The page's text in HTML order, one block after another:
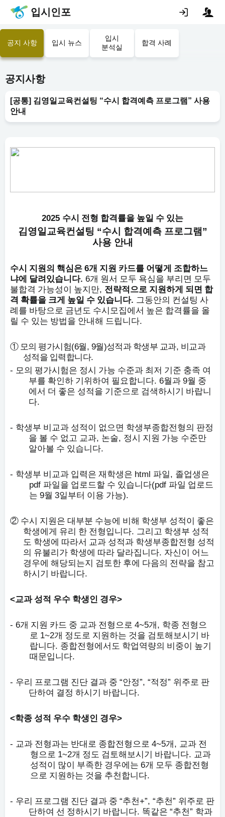
입시인포
공지 사항 입시 뉴스
입시
분석실
합격 사례
공지사항
[공통] 김영일교육컨설팅 “수시 합격예측 프로그램” 사용
안내
2025 수시 전형 합격률을 높일 수 있는
김영일교육컨설팅 “수시 합격예측 프로그램”
사용 안내
수시 지원의 핵심은 6개 지원 카드를 어떻게 조합하느
냐에 달려있습니다. 6개 원서 모두 욕심을 부리면 모두
불합격 가능성이 높지만, 전략적으로 지원하게 되면 합
격 확률을 크게 높일 수 있습니다. 그동안의 컨설팅 사
례를 바탕으로 금년도 수시모집에서 높은 합격률을 올
릴 수 있는 방법을 안내해 드립니다.
① 모의 평가시험(6월, 9월)성적과 학생부 교과, 비교과
성적을 입력합니다.
- 모의 평가시험은 정시 가능 수준과 최저 기준 충족 여
부를 확인하 기위하여 필요합니다. 6월과9월 중
에서 더 좋은 성적을 기준으로 검색하시기 바랍니
다.
- 학생부 비교과 성적이 없으면 학생부종합전형의 판정
을 볼 수 없고 교과, 논술, 정시 지원 가능 수준만
알아볼 수 있습니다.
- 학생부 비교과 입력은 재학생은 html 파일, 졸업생은
pdf 파일을 업로드할 수 있습니다(pdf 파일 업로드
는 9월 3일부터 이용 가능).
② 수시 지원은 대부분 수능에 비해 학생부 성적이 좋은
학생에게 유리 한 전형입니다. 그리고 학생부 성적
도 학생에 따라서 교과 성적과 학생부종합전형 성적
의 유불리가 학생에 따라 달라집니다. 자신이 어느
경우에 해당되는지 검토한 후에 다음의 전략을 참고
하시기 바랍니다.
<교과 성적 우수 학생인 경우>
- 6개 지원 카드 중 교과 전형으로 4~5개 , 학종 전형으
로 1~2개 정도로 지원하는 것을 검토해보시기 바
랍니다. 종합전형에서도 학업역량의 비중이 높기
때문입니다.
- 우리 프로그램 진단 결과 중 “안정”, “적정” 위주로 판
단하여 결정 하시기 바랍니다.
<학종 성적 우수 학생인 경우>
- 교과 전형과는 반대로 종합전형으로 4~5개 , 교과 전
형으로 1~2개 정도 검토해보시기 바랍니다. 교과
성적이 많이 부족한 경우에는6개 모두 종합전형
으로 지원하는 것을 추천합니다.
- 우리 프로그램 진단 결과 중 “추천+”, “추천” 위주로 판
단하여 선 정하시기 바랍니다. 똑같은“추천” 학과